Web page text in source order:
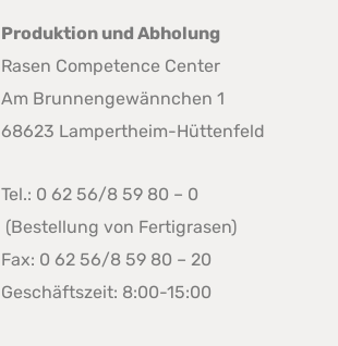
Produktion und Abholung
Rasen Competence Center
Am Brunnengewännchen 1
68623 Lampertheim-Hüttenfeld
Tel.: 0 62 56/8 59 80 – 0
(Bestellung von Fertigrasen)
Fax: 0 62 56/8 59 80 – 20
Geschäftszeit: 8:00-15:00